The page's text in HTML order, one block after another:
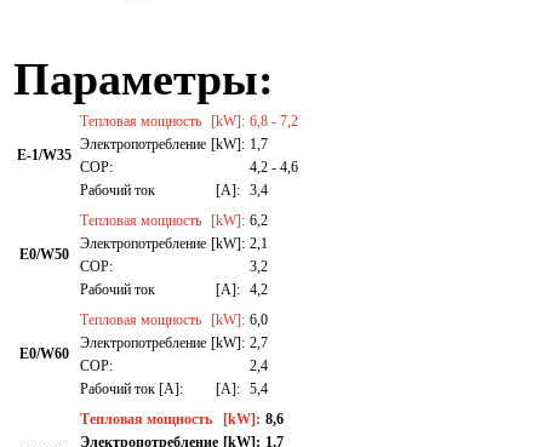
Параметры:
E-1/W35
Тепловая мощность [kW]: 6,8 - 7,2
Электропотребление [kW]: 1,7
СОР:
4,2 - 4,6
Рабочий ток
[A]: 3,4
E0/W50
Тепловая мощность [kW]: 6,2
Электропотребление [kW]: 2,1
СОР:
3,2
Рабочий ток
[A]: 4,2
E0/W60
Тепловая мощность [kW]: 6,0
Электропотребление [kW]: 2,7
СОР:
2,4
Рабочий ток [A]:
[A]: 5,4
Тепловая мощность [kW]: 8,6
Электропотребление [kW]: 1,7